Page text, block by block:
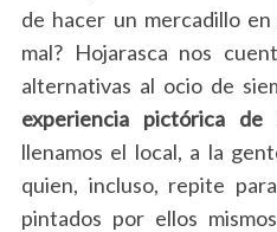
de hacer un mercadillo
mal? Hojarasca nos
alternativas al ocio de
experiencia pictórica de
llenamos el local, a la
quien, incluso, repite
pintados por ellos